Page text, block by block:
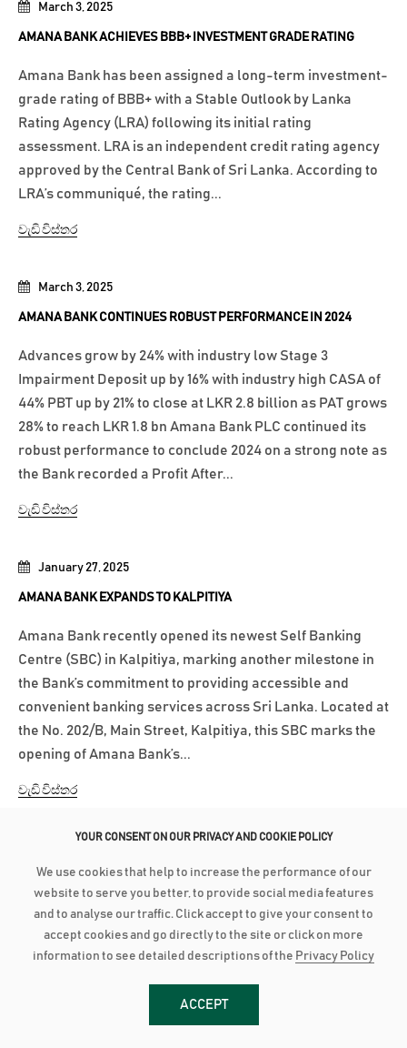
අමානා බැංකුව විසින් HAVELOCK CITY සුඛෝපභෝගී මහල් නිවාස මිලදී
ගැනීම සඳහා මූල්‍ය පහසුකම් හඳුන්වා දෙයි
අමානා බැංකුව සහ Havelock City එක් වී පසුගියදා මහනුවර
ප්‍රදේශයේ පාරිභෝගිකයන් වෙනුවෙන් විශේෂ වැඩසටහනක්
January 27, 2025
AMANA BANK EXPANDS TO KALPITIYA
Amana Bank recently opened its newest Self Banking
Centre (SBC) in Kalpitiya, marking another milestone in
the Bank’s commitment to providing accessible and
convenient banking services across Sri Lanka. Located at
the No. 202/B, Main Street, Kalpitiya, this SBC marks the
opening of Amana Bank’s...
වැඩි විස්තර
March 3, 2025
AMANA BANK CONTINUES ROBUST PERFORMANCE IN 2024
Advances grow by 24% with industry low Stage 3
Impairment Deposit up by 16% with industry high CASA of
44% PBT up by 21% to close at LKR 2.8 billion as PAT grows
28% to reach LKR 1.8 bn Amana Bank PLC continued its
robust performance to conclude 2024 on a strong note as
the Bank recorded a Profit After...
වැඩි විස්තර
March 3, 2025
AMANA BANK ACHIEVES BBB+ INVESTMENT GRADE RATING
Amana Bank has been assigned a long-term investment-
grade rating of BBB+ with a Stable Outlook by Lanka
Rating Agency (LRA) following its initial rating
assessment. LRA is an independent credit rating agency
approved by the Central Bank of Sri Lanka. According to
LRA’s communiqué, the rating...
වැඩි විස්තර
YOUR CONSENT ON OUR PRIVACY AND COOKIE POLICY
We use cookies that help to increase the performance of our
website to serve you better, to provide social media features
and to analyse our traffic. Click accept to give your consent to
accept cookies and go directly to the site or click on more
information to see detailed descriptions of the Privacy Policy
ACCEPT